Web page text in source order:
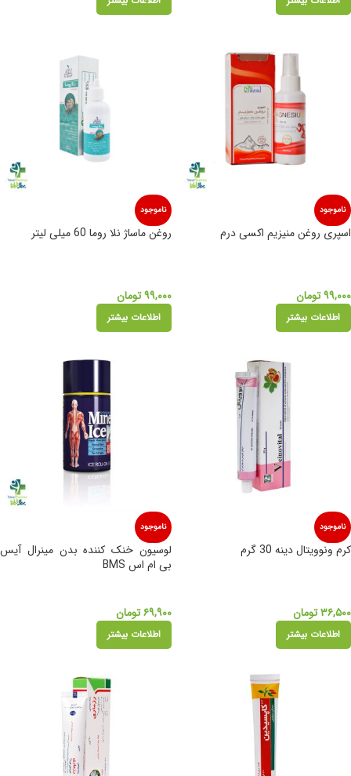
ناموجود
اسپری روغن منیزیم اکسی درم
۹۹,۰۰۰تومان
اطلاعات بیشتر
ناموجود
روغن ماساژ نلا روما 60 میلی لیتر
۹۹,۰۰۰تومان
اطلاعات بیشتر
ناموجود
کرم ونوویتال دینه 30 گرم
۳۶,۵۰۰تومان
اطلاعات بیشتر
ناموجود
لوسیون خنک کننده بدن مینرال آیس
بی ام اس BMS
۶۹,۹۰۰تومان
اطلاعات بیشتر